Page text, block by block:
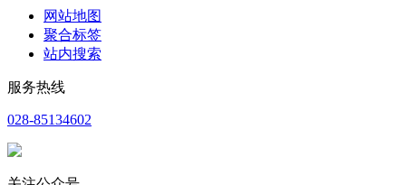
网站地图
聚合标签
站内搜索
服务热线
028-85134602